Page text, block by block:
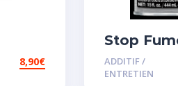
8,90€
Stop
ADDITIF /
ENTRETIEN